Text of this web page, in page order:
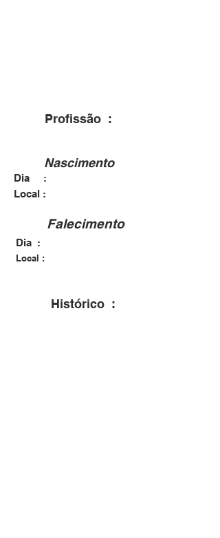
Nascimento
Dia :
Local :
Profissão :
Histórico :
Dia :
Falecimento
Local :